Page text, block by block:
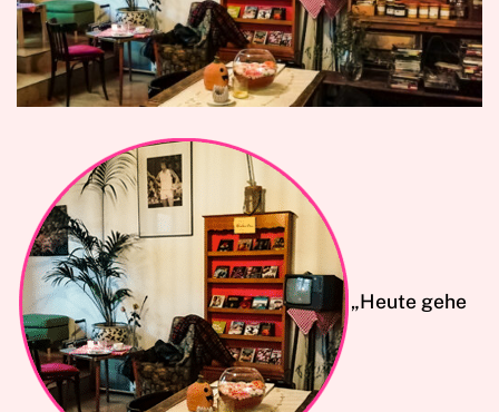
„Heute gehe